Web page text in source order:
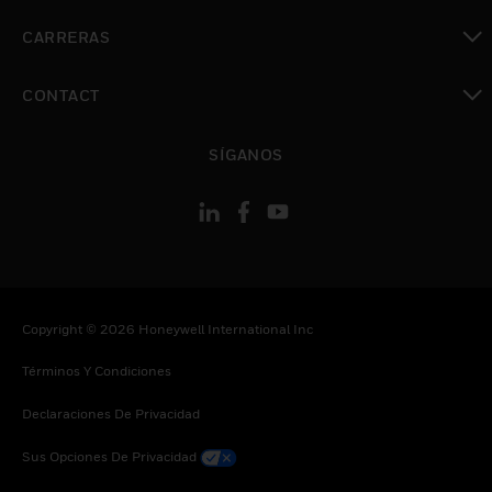
CARRERAS
CONTACT
SÍGANOS
Copyright © 2026 Honeywell International Inc
Términos Y Condiciones
Declaraciones De Privacidad
Sus Opciones De Privacidad